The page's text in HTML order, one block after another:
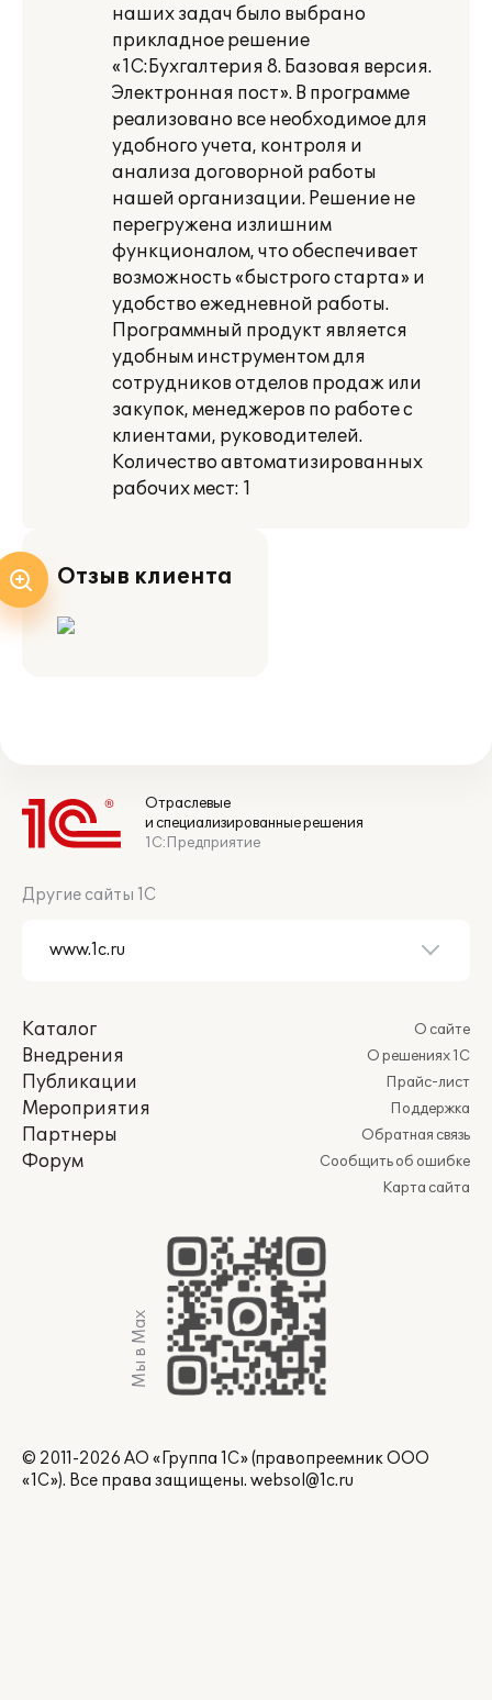
наших задач было выбрано
прикладное решение
«1С:Бухгалтерия 8. Базовая версия.
Электронная пост». В программе
реализовано все необходимое для
удобного учета, контроля и
анализа договорной работы
нашей организации. Решение не
перегружена излишним
функционалом, что обеспечивает
возможность «быстрого старта» и
удобство ежедневной работы.
Программный продукт является
удобным инструментом для
сотрудников отделов продаж или
закупок, менеджеров по работе с
клиентами, руководителей.
Количество автоматизированных
рабочих мест: 1
Отзыв клиента
Отраслевые
и специализированные решения
1С:Предприятие
Другие сайты 1С
Каталог
Внедрения
Публикации
Мероприятия
Партнеры
Форум
О сайте
О решениях 1С
Прайс-лист
Поддержка
Обратная связь
Сообщить об ошибке
Карта сайта
Мы в Max
© 2011-2026 АО «Группа 1С» (правопреемник ООО
«1С»). Все права защищены. websol@1c.ru